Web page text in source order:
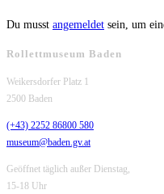
Du musst angemeldet sein, um
Rollettmuseum Baden
Weikersdorfer Platz 1
2500 Baden
(+43) 2252 86800 580
museum@baden.gv.at
Geöffnet täglich außer Dienstag,
15-18 Uhr